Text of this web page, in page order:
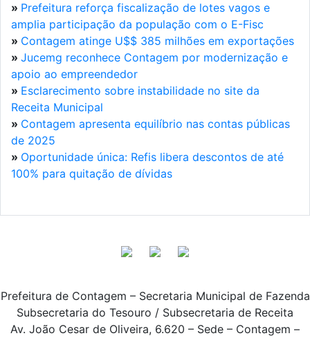
» Prefeitura reforça fiscalização de lotes vagos e
amplia participação da população com o E-Fisc
» Contagem atinge U$$ 385 milhões em exportações
» Jucemg reconhece Contagem por modernização e
apoio ao empreendedor
» Esclarecimento sobre instabilidade no site da
Receita Municipal
» Contagem apresenta equilíbrio nas contas públicas
de 2025
» Oportunidade única: Refis libera descontos de até
100% para quitação de dívidas
Prefeitura de Contagem – Secretaria Municipal de Fazenda
Subsecretaria do Tesouro / Subsecretaria de Receita
Av. João Cesar de Oliveira, 6.620 – Sede – Contagem –